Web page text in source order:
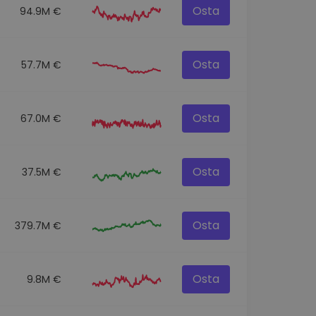
94.9M € Osta
57.7M € Osta
67.0M € Osta
37.5M € Osta
379.7M € Osta
9.8M € Osta